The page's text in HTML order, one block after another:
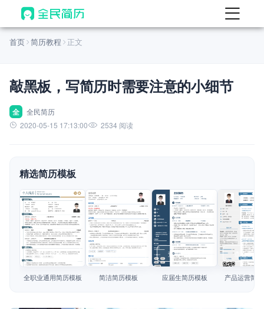
首页
AI 生成简历
AI 优化简历
AI 翻译简历
AI 模拟面试
面试自我介绍
AI 职场工具 New
简历模板
简历教程
首页 简历教程 正文
敲黑板，写简历时需要注意的小细节
全
全民简历
2020-05-15 17:13:00
2534 阅读
精选简历模板
查看模板
全职业通用简历模板
查看模板
简洁简历模板
查看模板
应届生简历模板
查看模板
产品运营简